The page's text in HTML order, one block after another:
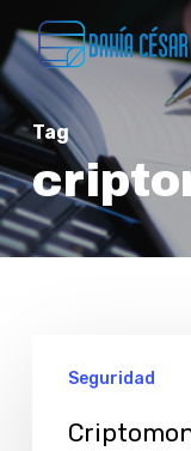
to
main
content
Tag
Seguridad